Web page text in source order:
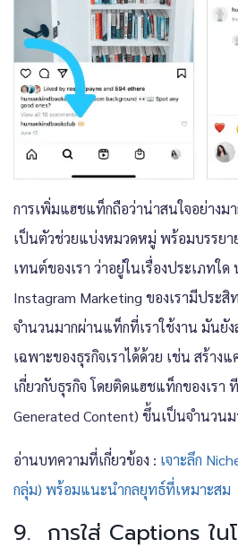
การเพิ่มแฮชแท็กถือว่าน่าสนใจอย่างม
เป็นตัวช่วยแบ่งหมวดหมู่ พร้อมบรรยา
เทนต์ของเรา ว่าอยู่ในเรื่องประเภทใ
Instagram Marketing ของเรามีประสิ
จำนวนมากผ่านแท็กที่เราใช้งาน มันยัง
เฉพาะของธุรกิจเราได้ด้วย เช่น สร้า
เกี่ยวกับธุรกิจ โดยติดแฮชแท็กของเรา
Generated Content) ขึ้นเป็นจำนวนม
อ่านบทความที่เกี่ยวข้อง : เจาะลึก
กลุ่ม) พร้อมแนะนำกลยุทธ์ที่เหมาะสม
9. การใส่ Captions ใ